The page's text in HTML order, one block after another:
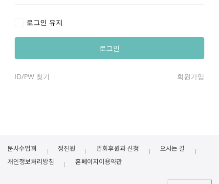
로그인 유지
ID/PW 찾기 회원가입
문사수법회 정진원 법회후원과 신청 오시는 길
개인정보처리방침 홈페이지이용약관